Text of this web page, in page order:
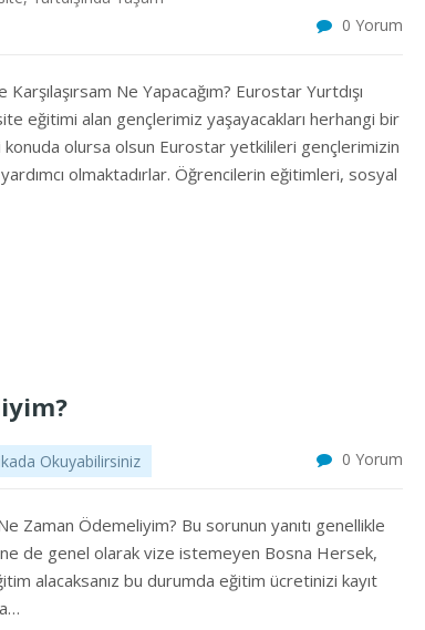
0 Yorum
Ne Yapacağım? Eurostar Yurtdışı
eğitimi alan gençlerimiz yaşayacakları herhangi bir
konuda olursa olsun Eurostar yetkilileri gençlerimizin
olmaktadırlar. Öğrencilerin eğitimleri, sosyal
Okuyabilirsiniz 0 Yorum
Zaman Ödemeliyim? Bu sorunun yanıtı genellikle
de genel olarak vize istemeyen Bosna Hersek,
alacaksanız bu durumda eğitim ücretinizi kayıt